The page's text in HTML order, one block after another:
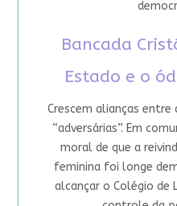
Bancada
Estado e o
Crescem alianças
“adversárias”. Em
moral de que a
feminina foi longe
alcançar o Colégio de